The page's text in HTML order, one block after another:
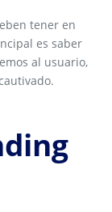
tener en
es saber
al usuario,